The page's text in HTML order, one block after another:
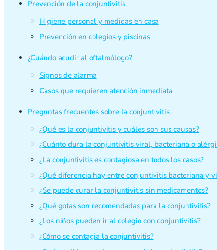
Prevención de la conjuntivitis
Higiene personal y medidas en casa
Prevención en colegios y piscinas
¿Cuándo acudir al oftalmólogo?
Signos de alarma
Casos que requieren atención inmediata
Preguntas frecuentes sobre la conjuntivitis
¿Qué es la conjuntivitis y cuáles son sus causas?
¿Cuánto dura la conjuntivitis viral, bacteriana o
¿La conjuntivitis es contagiosa en todos los casos?
¿Qué diferencia hay entre conjuntivitis bacteriana y
¿Se puede curar la conjuntivitis sin medicamentos?
¿Qué gotas son recomendadas para la conjuntivitis?
¿Los niños pueden ir al colegio con conjuntivitis?
¿Cómo se contagia la conjuntivitis?